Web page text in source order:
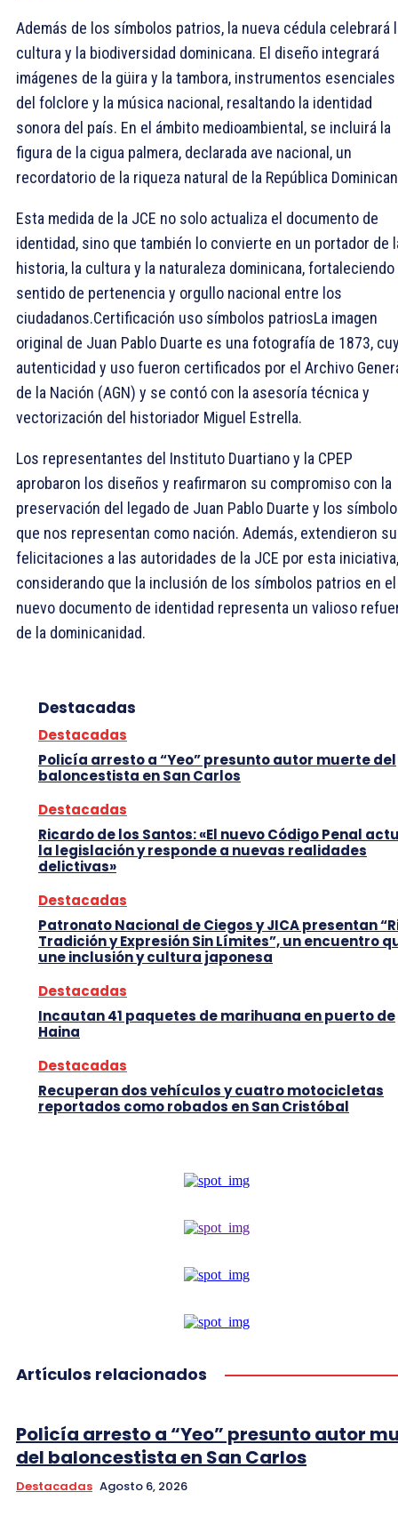
Además de los símbolos patrios, la nueva cédula celebrará
cultura y la biodiversidad dominicana. El diseño integrará
imágenes de la güira y la tambora, instrumentos esenciales
del folclore y la música nacional, resaltando la identidad
sonora del país. En el ámbito medioambiental, se incluirá la
figura de la cigua palmera, declarada ave nacional, un
recordatorio de la riqueza natural de la República
Esta medida de la JCE no solo actualiza el documento de
identidad, sino que también lo convierte en un portador de
historia, la cultura y la naturaleza dominicana, fortaleciendo
sentido de pertenencia y orgullo nacional entre los
ciudadanos.Certificación uso símbolos patriosLa imagen
original de Juan Pablo Duarte es una fotografía de 1873,
autenticidad y uso fueron certificados por el Archivo
de la Nación (AGN) y se contó con la asesoría técnica y
vectorización del historiador Miguel Estrella.
Los representantes del Instituto Duartiano y la CPEP
aprobaron los diseños y reafirmaron su compromiso con la
preservación del legado de Juan Pablo Duarte y los
que nos representan como nación. Además, extendieron
felicitaciones a las autoridades de la JCE por esta iniciativa,
considerando que la inclusión de los símbolos patrios en el
nuevo documento de identidad representa un valioso
de la dominicanidad.
Destacadas
Destacadas
Policía arresto a “Yeo” presunto autor muerte del
baloncestista en San Carlos
Destacadas
Ricardo de los Santos: «El nuevo Código Penal
la legislación y responde a nuevas realidades
delictivas»
Destacadas
Patronato Nacional de Ciegos y JICA presentan
Tradición y Expresión Sin Límites”, un encuentro
une inclusión y cultura japonesa
Destacadas
Incautan 41 paquetes de marihuana en puerto de
Haina
Destacadas
Recuperan dos vehículos y cuatro motocicletas
reportados como robados en San Cristóbal
Artículos relacionados
Policía arresto a “Yeo” presunto autor
del baloncestista en San Carlos
Destacadas Agosto 6, 2026